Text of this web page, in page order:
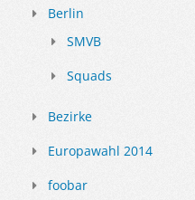
Berlin
SMVB
Squads
Bezirke
Europawahl 2014
foobar